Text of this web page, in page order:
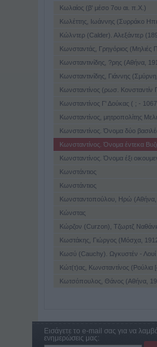
Κωλαίος (β' μέσο 7ου αι. π.Χ.)
Κωλέττης, Ιωάννης (Συρράκο
Αθήνα, 1847)
Κώλντερ (Calder). Αλεξάντερ
Κωνσταντάς, Γρηγόριος (Μηλιές
- 1844)
Κωνσταντινίδης, ?ρης (Αθήνα,
Κωνσταντινίδης, Γιάννης
Αθήνα, 1984)
Κωνσταντίνος (ρωσ. Κονσταντίν
(1779 - 1831)
Κωνσταντίνος Γ' Δούκας ( ; -
Κωνσταντίνος, μητροπολίτης
Κωνσταντίνος. Όνομα δύο
Ελλήνων
Κωνσταντίνος. Όνομα έντεκα
αυτοκρατόρων
Κωνσταντίνος. Όνομα έξι
πατριαρχών
Κωνστάντιος
Κωνστάντιος
Κωνσταντοπούλου, Ηρώ (Αθήνα,
Κώνστας
Κώρζον (Curzon), Τζωρτζ
Κώρζον του Keντελοτον
Κωστάκης, Γιώργος (Μόσχα,
1990)
Κωσύ (Cauchy). Ωγκυστέν - Λουί
1857)
Κώτ(τ)ας, Κωνσταντίνος (Ρούλια
Κορεστίων, 1863 - Μοναστήρι,
Κωτσόπουλος, Θάνος (Αθήνα,
Εισάγετε το e-mail σας για να
ενημερώσεις μας: